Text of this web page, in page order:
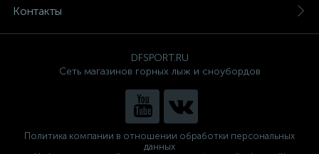
Контакты
DFSPORT.RU
Сеть магазинов горных лыж и сноубордов
Политика компании в отношении обработки персональных
данных